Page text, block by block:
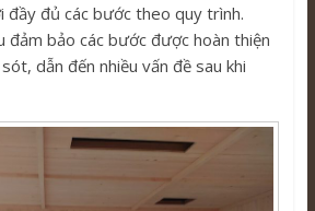
đầy đủ các bước theo quy trình.
đảm bảo các bước được hoàn thiện
dẫn đến nhiều vấn đề sau khi